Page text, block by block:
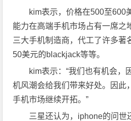
kim表示，价格在500至600
能力在高端手机市场占有一席之
三大手机制造商，代工了许多著
50美元的blackjack等等。
kim表示：“我们也有机会，
机风潮会给我们带来好处。因此
手机市场继续开拓。”
三星还认为，iphone的问世